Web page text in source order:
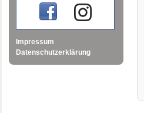
Impressum
Datenschutzerklärung